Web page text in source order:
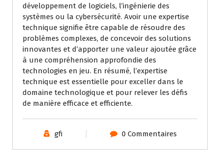
développement de logiciels, l’ingénierie des
systèmes ou la cybersécurité. Avoir une expertise
technique signifie être capable de résoudre des
problèmes complexes, de concevoir des solutions
innovantes et d’apporter une valeur ajoutée grâce
à une compréhension approfondie des
technologies en jeu. En résumé, l’expertise
technique est essentielle pour exceller dans le
domaine technologique et pour relever les défis
de manière efficace et efficiente.
gfi 0 Commentaires